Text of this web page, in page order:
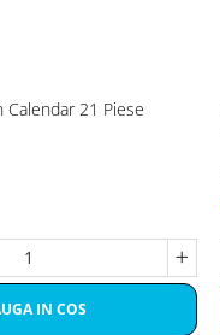
Calendar 21 Piese
IN COS